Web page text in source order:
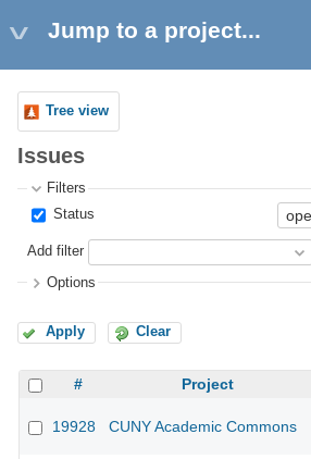
Jump to a project...
Tree view
Issues
Filters
Status
Add filter
Options
Apply Clear
# Project
19928 CUNY Academic Commons